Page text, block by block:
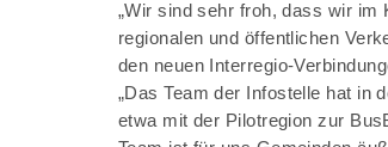
„Wir sind sehr froh, dass wir im
regionalen und öffentlichen
den neuen Interregio-
„Das Team der Infostelle hat in
etwa mit der Pilotregion zur